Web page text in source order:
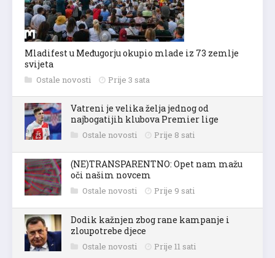
Mladifest u Međugorju okupio mlade iz 73 zemlje
svijeta
Ostale novosti Prije 3 sata
Vatreni je velika želja jednog od
najbogatijih klubova Premier lige
Ostale novosti Prije 8 sati
(NE)TRANSPARENTNO: Opet nam mažu
oči našim novcem
Ostale novosti Prije 9 sati
Dodik kažnjen zbog rane kampanje i
zloupotrebe djece
Ostale novosti Prije 11 sati